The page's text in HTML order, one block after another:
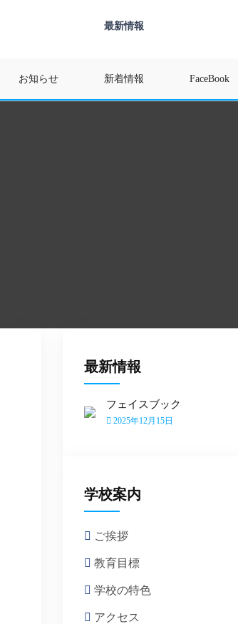
最新情報
お知らせ 新着情報 FaceBook
最新情報
フェイスブック
2025年12月15日
学校案内
ご挨拶
教育目標
学校の特色
アクセス